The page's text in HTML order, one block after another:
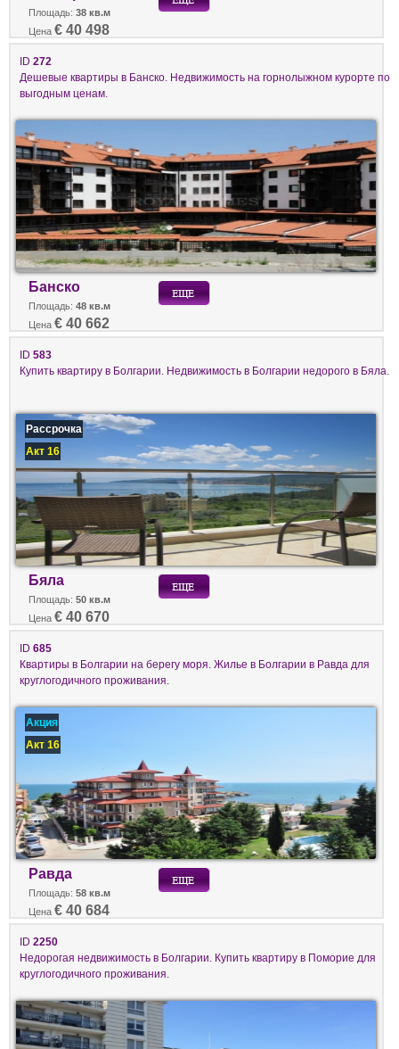
Площадь: 38 кв.м
Цена € 40 498
ID 272
Дешевые квартиры в Банско. Недвижимость на горнолыжном курорте по
выгодным ценам.
Банско
Площадь: 48 кв.м
Цена € 40 662
ID 583
Купить квартиру в Болгарии. Недвижимость в Болгарии недорого в Бяла.
Рассрочка
Акт 16
Бяла
Площадь: 50 кв.м
Цена € 40 670
ID 685
Квартиры в Болгарии на берегу моря. Жилье в Болгарии в Равда для
круглогодичного проживания.
Акция
Акт 16
Равда
Площадь: 58 кв.м
Цена € 40 684
ID 2250
Недорогая недвижимость в Болгарии. Купить квартиру в Поморие для
круглогодичного проживания.